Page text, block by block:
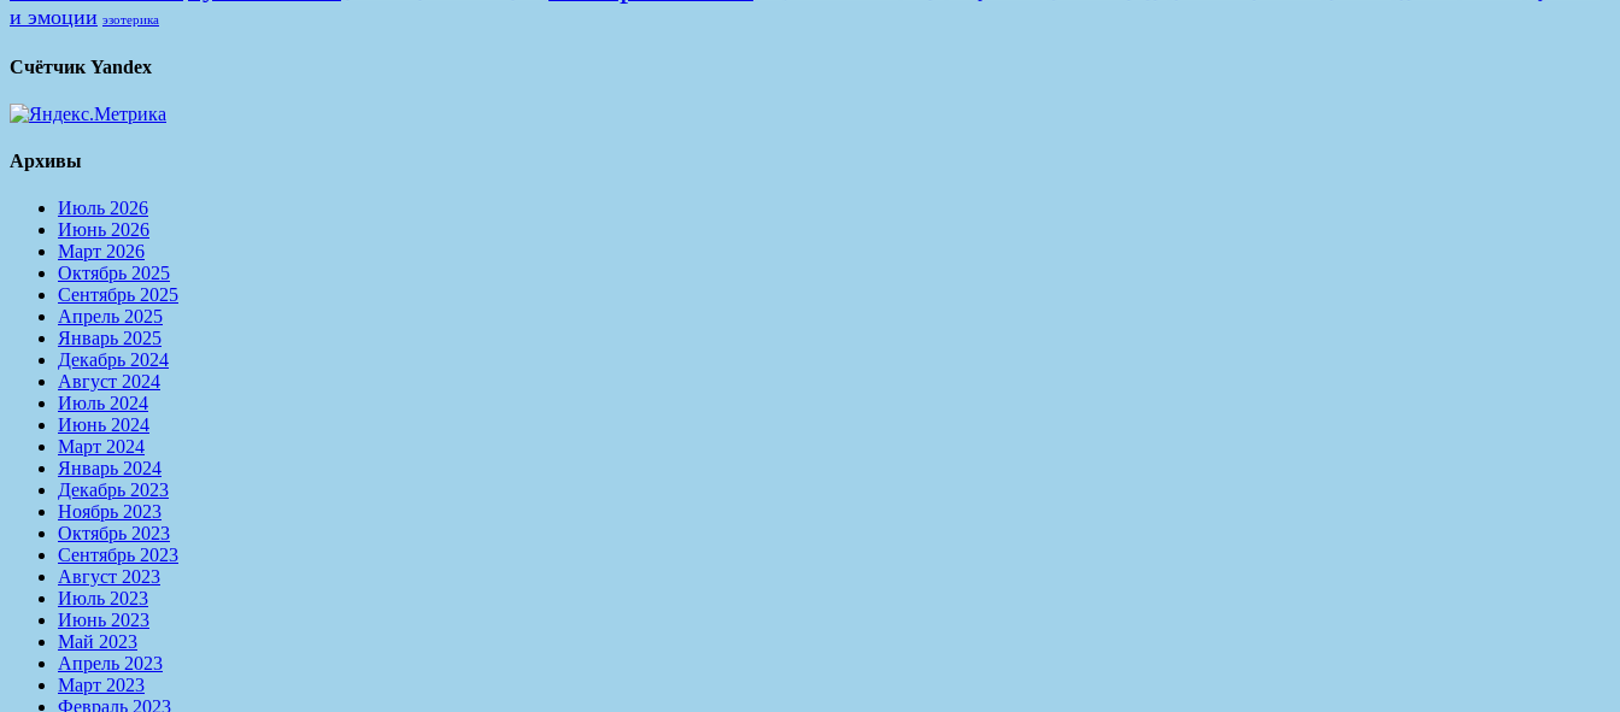
и эмоции эзотерика
Счётчик Yandex
Архивы
Июль 2026
Июнь 2026
Март 2026
Октябрь 2025
Сентябрь 2025
Апрель 2025
Январь 2025
Декабрь 2024
Август 2024
Июль 2024
Июнь 2024
Март 2024
Январь 2024
Декабрь 2023
Ноябрь 2023
Октябрь 2023
Сентябрь 2023
Август 2023
Июль 2023
Июнь 2023
Май 2023
Апрель 2023
Март 2023
Февраль 2023